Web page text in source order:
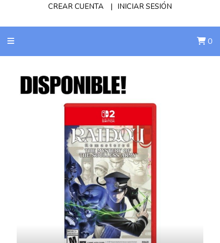
CREAR CUENTA INICIAR SESIÓN
0